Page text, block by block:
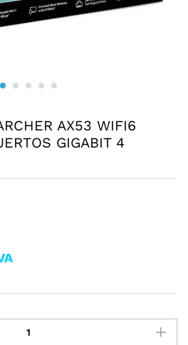
AX53 WIFI6
GIGABIT 4